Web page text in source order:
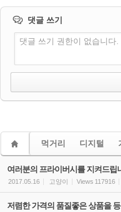
댓글 쓰기
댓글 쓰기 권한이 없습니다
먹거리 디지털
여러분의 프라이버시를 지켜드립
2017.05.16 고양이 Views 117916
저렴한 가격의 품질좋은 상품을